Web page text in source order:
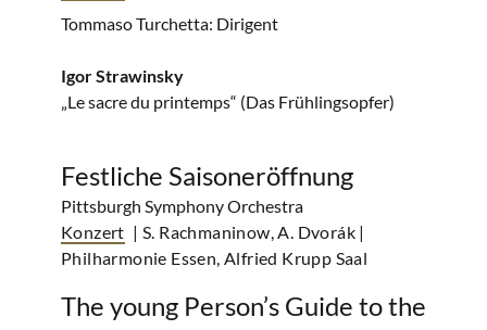
Tommaso Turchetta: Dirigent
Igor Strawinsky
„Le sacre du printemps“ (Das Frühlingsopfer)
Festliche Saisoneröffnung
Pittsburgh Symphony Orchestra
Konzert | S. Rachmaninow, A. Dvorák |
Philharmonie Essen, Alfried Krupp Saal
The young Person’s Guide to the